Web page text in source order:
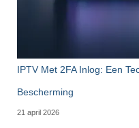
IPTV Met 2FA Inlog: Een
Bescherming
21 april 2026